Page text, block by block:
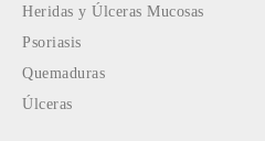
Heridas y Úlceras Mucosas
Psoriasis
Quemaduras
Úlceras